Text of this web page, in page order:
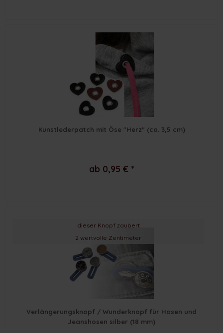
Kunstlederpatch mit Öse "Herz" (ca. 3,5 cm)
ab 0,95 € *
dieser Knopf zaubert
2 wertvolle Zentimeter
Verlängerungsknopf / Wunderknopf für Hosen und
Jeanshosen silber (18 mm)